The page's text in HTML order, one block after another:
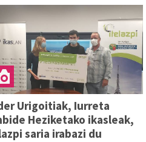
Urigoitiak, Iurreta
Heziketako ikasleak,
saria irabazi du